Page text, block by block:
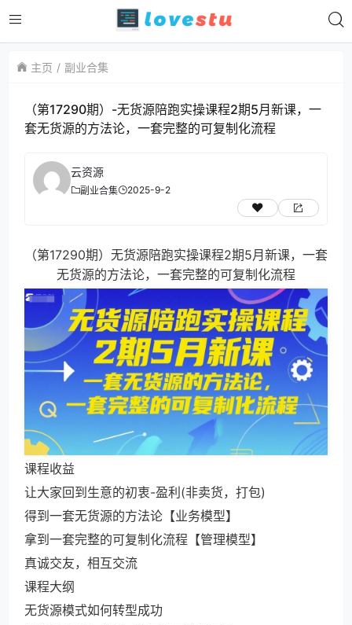
主页 副业合集
（第17290期）-无货源陪跑实操课程2期5月新课，一
套无货源的方法论，一套完整的可复制化流程
云资源
副业合集 2025-9-2
（第17290期）无货源陪跑实操课程2期5月新课，一套
无货源的方法论，一套完整的可复制化流程
课程收益
让大家回到生意的初衷-盈利(非卖货，打包)
得到一套无货源的方法论【业务模型】
拿到一套完整的可复制化流程【管理模型】
真诚交友，相互交流
课程大纲
无货源模式如何转型成功